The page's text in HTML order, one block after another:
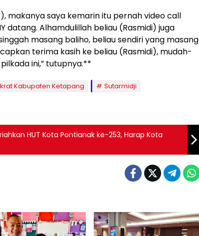
makanya saya kemarin itu pernah video call
datang. Alhamdulillah beliau (Rasmidi) juga
masang baliho, beliau sendiri yang masang
terima kasih ke beliau (Rasmidi), mudah-
ini,” tutupnya.**
Kabupaten Ketapang Sutarmidji
HUT Kota Pontianak ke-253, Harap Kota